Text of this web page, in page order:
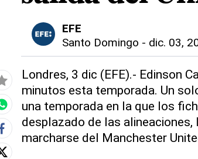
EFE
Santo Domingo - dic. 03,
Londres, 3 dic (EFE).- Edinson
minutos esta temporada. Un
una temporada en la que los
desplazado de las
marcharse del Manchester